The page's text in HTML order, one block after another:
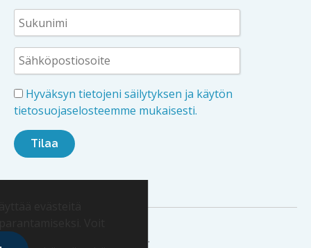
Hyväksyn tietojeni säilytyksen ja käytön
tietosuojaselosteemme mukaisesti.
Copyright 2026 Boardman Oy.